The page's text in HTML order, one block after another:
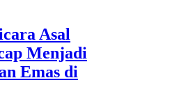
Asal
Menjadi
Emas di